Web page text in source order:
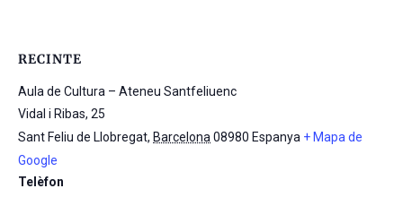
RECINTE
Aula de Cultura – Ateneu Santfeliuenc
Vidal i Ribas, 25
Sant Feliu de Llobregat, Barcelona08980 Espanya + Mapa de
Google
Telèfon